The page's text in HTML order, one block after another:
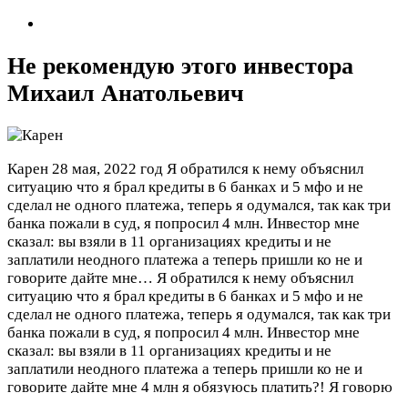
Не рекомендую этого инвестора
Михаил Анатольевич
Карен 28 мая, 2022 год Я обратился к нему объяснил
ситуацию что я брал кредиты в 6 банках и 5 мфо и не
сделал не одного платежа, теперь я одумался, так как три
банка пожали в суд, я попросил 4 млн. Инвестор мне
сказал: вы взяли в 11 организациях кредиты и не
заплатили неодного платежа а теперь пришли ко не и
говорите дайте мне… Я обратился к нему объяснил
ситуацию что я брал кредиты в 6 банках и 5 мфо и не
сделал не одного платежа, теперь я одумался, так как три
банка пожали в суд, я попросил 4 млн. Инвестор мне
сказал: вы взяли в 11 организациях кредиты и не
заплатили неодного платежа а теперь пришли ко не и
говорите дайте мне 4 млн я обязуюсь платить?! Я говорю